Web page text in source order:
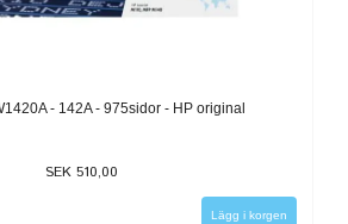
- 142A - 975sidor - HP original
SEK 510,00